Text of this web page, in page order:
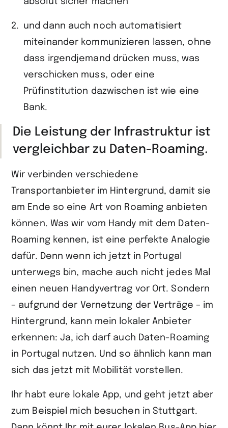
und dann auch noch automatisiert
miteinander kommunizieren lassen, ohne
dass irgendjemand drücken muss, was
verschicken muss, oder eine
Prüfinstitution dazwischen ist wie eine
Bank.
Die Leistung der Infrastruktur ist
vergleichbar zu Daten-Roaming.
Wir verbinden verschiedene
Transportanbieter im Hintergrund, damit sie
am Ende so eine Art von Roaming anbieten
können. Was wir vom Handy mit dem Daten-
Roaming kennen, ist eine perfekte Analogie
dafür. Denn wenn ich jetzt in Portugal
unterwegs bin, mache auch nicht jedes Mal
einen neuen Handyvertrag vor Ort. Sondern
– aufgrund der Vernetzung der Verträge – im
Hintergrund, kann mein lokaler Anbieter
erkennen: Ja, ich darf auch Daten-Roaming
in Portugal nutzen. Und so ähnlich kann man
sich das jetzt mit Mobilität vorstellen.
Ihr habt eure lokale App, und geht jetzt aber
zum Beispiel mich besuchen in Stuttgart.